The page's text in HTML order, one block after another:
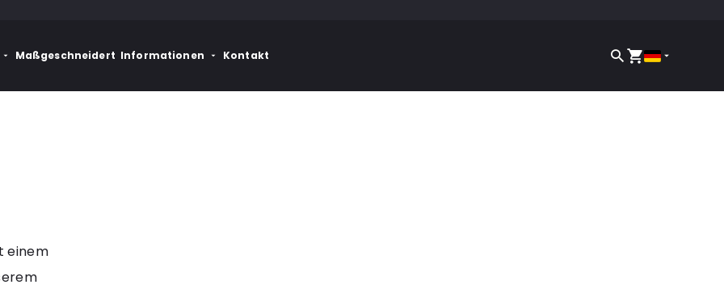
Maßgeschneidert Informationen Kontakt
einem